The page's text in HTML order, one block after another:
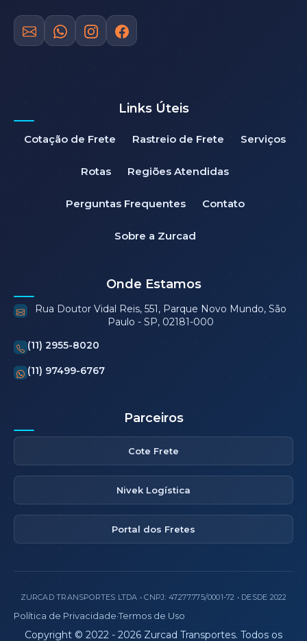
Links Úteis
Cotação de Frete Rastreio de Frete Serviços
Rotas Regiões Atendidas
Perguntas Frequentes Contato
Sobre a Zurcad
Onde Estamos
Rua Doutor Vidal Reis, 551, Parque Novo Mundo, São
Paulo - SP, 02181-000
(11) 2955-8020
(11) 97499-6767
Parceiros
Cote Frete
Nivek Logística
Portal dos Fretes
ZURCAD TRANSPORTES LTDA • CNPJ: 47.277.775/0001-72 • DESDE 2022
Política de Privacidade·Termos de Uso
Copyright © 2022 - 2026 Zurcad Transportes. Todos os